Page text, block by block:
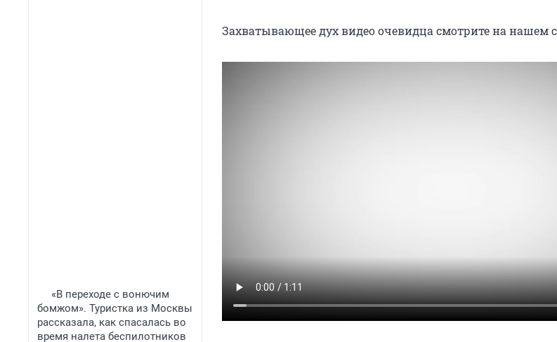
«В переходе с вонючим
бомжом». Туристка из Москвы
рассказала, как спасалась во
время налета беспилотников
Захватывающее дух видео очевидца смотрите на нашем